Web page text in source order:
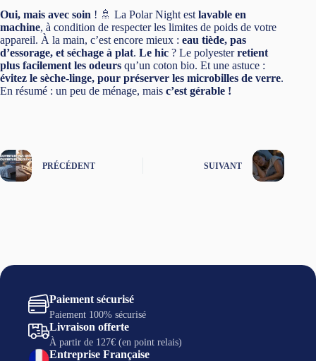
Oui, mais avec soin ! 🚿 La Polar Night est lavable en
machine, à condition de respecter les limites de poids de votre
appareil. À la main, c’est encore mieux : eau tiède, pas
d’essorage, et séchage à plat. Le hic ? Le polyesterretient
plus facilement les odeurs qu’un coton bio. Et une astuce :
évitez le sèche-linge, pour préserver les microbilles de verre.
En résumé : un peu de ménage, mais c’est gérable !
PRÉCÉDENT SUIVANT
Paiement sécurisé
Paiement 100% sécurisé
Livraison offerte
À partir de 127€ (en point relais)
Entreprise Française